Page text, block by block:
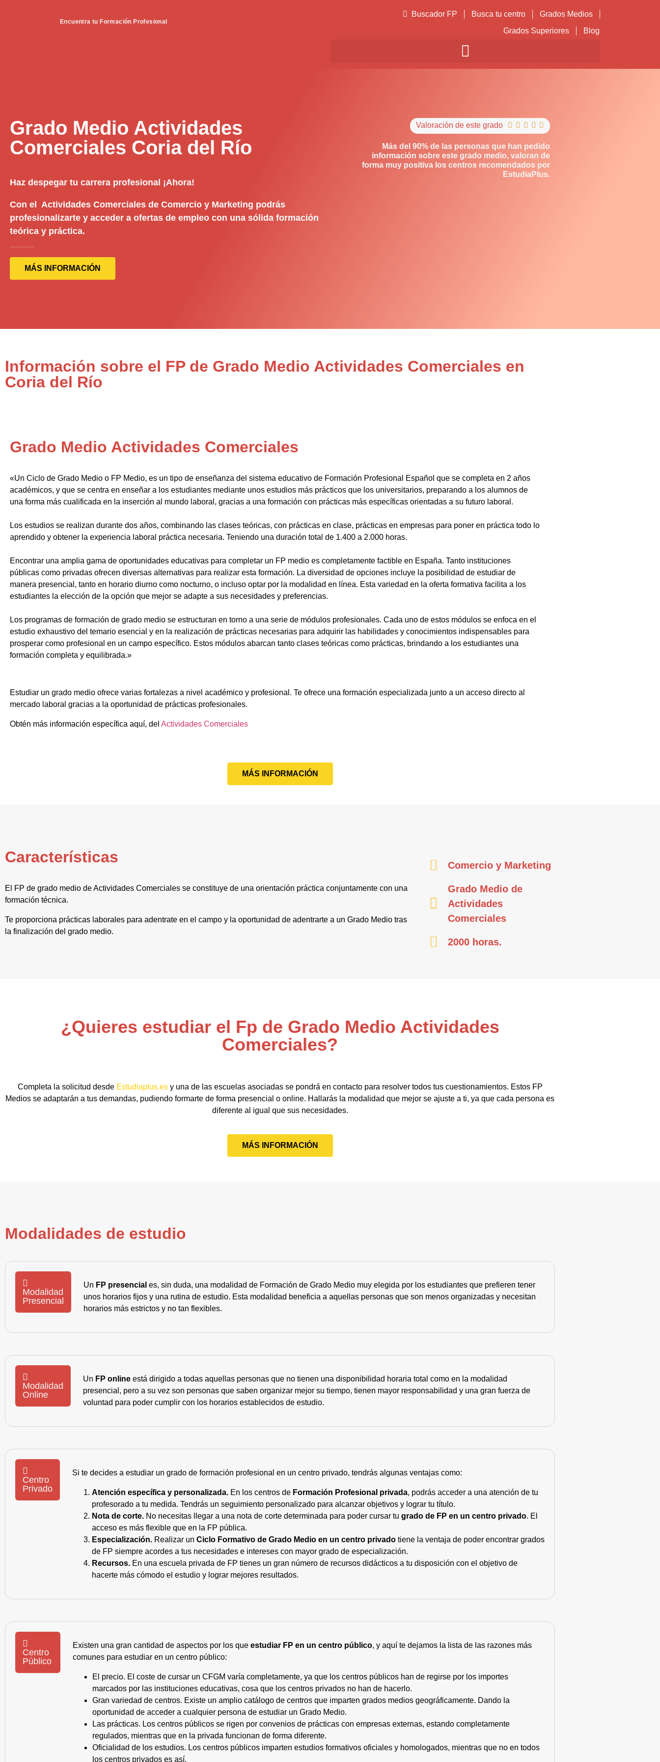
Encuentra tu Formación Profesional
Buscador FP Busca tu centro
Grados Medios
Grados Superiores
Blog
Grado Medio Actividades
Comerciales Coria del Río
Haz despegar tu carrera profesional ¡Ahora!
Con el Actividades Comerciales de Comercio y Marketing podrás
profesionalizarte y acceder a ofertas de empleo con una sólida formación
teórica y práctica.
MÁS INFORMACIÓN
Valoración de este grado     
Más del 90% de las personas que han pedido
información sobre este grado medio, valoran de
forma muy positiva los centros recomendados por
EstudiaPlus.
Información sobre el FP de Grado Medio Actividades Comerciales en
Coria del Río
Grado Medio Actividades Comerciales
«Un Ciclo de Grado Medio o FP Medio, es un tipo de enseñanza del sistema educativo de Formación Profesional Español que se completa en 2 años
académicos, y que se centra en enseñar a los estudiantes mediante unos estudios más prácticos que los universitarios, preparando a los alumnos de
una forma más cualificada en la inserción al mundo laboral, gracias a una formación con prácticas más específicas orientadas a su futuro laboral.
Los estudios se realizan durante dos años, combinando las clases teóricas, con prácticas en clase, prácticas en empresas para poner en práctica todo lo
aprendido y obtener la experiencia laboral práctica necesaria. Teniendo una duración total de 1.400 a 2.000 horas.
Encontrar una amplia gama de oportunidades educativas para completar un FP medio es completamente factible en España. Tanto instituciones
públicas como privadas ofrecen diversas alternativas para realizar esta formación. La diversidad de opciones incluye la posibilidad de estudiar de
manera presencial, tanto en horario diurno como nocturno, o incluso optar por la modalidad en línea. Esta variedad en la oferta formativa facilita a los
estudiantes la elección de la opción que mejor se adapte a sus necesidades y preferencias.
Los programas de formación de grado medio se estructuran en torno a una serie de módulos profesionales. Cada uno de estos módulos se enfoca en el
estudio exhaustivo del temario esencial y en la realización de prácticas necesarias para adquirir las habilidades y conocimientos indispensables para
prosperar como profesional en un campo específico. Estos módulos abarcan tanto clases teóricas como prácticas, brindando a los estudiantes una
formación completa y equilibrada.»
Estudiar un grado medio ofrece varias fortalezas a nivel académico y profesional. Te ofrece una formación especializada junto a un acceso directo al
mercado laboral gracias a la oportunidad de prácticas profesionales.
Obtén más información específica aquí, del Actividades Comerciales
MÁS INFORMACIÓN
Características
El FP de grado medio de Actividades Comerciales se constituye de una orientación práctica conjuntamente con una
formación técnica.
Te proporciona prácticas laborales para adentrate en el campo y la oportunidad de adentrarte a un Grado Medio tras
la finalización del grado medio.
Comercio y Marketing
Grado Medio de
Actividades
Comerciales
2000 horas.
¿Quieres estudiar el Fp de Grado Medio Actividades
Comerciales?
Completa la solicitud desde Estudiaplus.esy una de las escuelas asociadas se pondrá en contacto para resolver todos tus cuestionamientos. Estos FP
Medios se adaptarán a tus demandas, pudiendo formarte de forma presencial o online. Hallarás la modalidad que mejor se ajuste a ti, ya que cada persona es
diferente al igual que sus necesidades.
MÁS INFORMACIÓN
Modalidades de estudio
Modalidad
Presencial
Un FP presencial es, sin duda, una modalidad de Formación de Grado Medio muy elegida por los estudiantes que prefieren tener
unos horarios fijos y una rutina de estudio. Esta modalidad beneficia a aquellas personas que son menos organizadas y necesitan
horarios más estrictos y no tan flexibles.
Modalidad
Online
Un FP online está dirigido a todas aquellas personas que no tienen una disponibilidad horaria total como en la modalidad
presencial, pero a su vez son personas que saben organizar mejor su tiempo, tienen mayor responsabilidad y una gran fuerza de
voluntad para poder cumplir con los horarios establecidos de estudio.
Centro
Privado
Si te decides a estudiar un grado de formación profesional en un centro privado, tendrás algunas ventajas como:
Atención específica y personalizada. En los centros de Formación Profesional privada, podrás acceder a una atención de tu
profesorado a tu medida. Tendrás un seguimiento personalizado para alcanzar objetivos y lograr tu título.
Nota de corte. No necesitas llegar a una nota de corte determinada para poder cursar tu grado de FP en un centro privado. El
acceso es más flexible que en la FP pública.
Especialización. Realizar un Ciclo Formativo de Grado Medio en un centro privado tiene la ventaja de poder encontrar grados
de FP siempre acordes a tus necesidades e intereses con mayor grado de especialización.
Recursos. En una escuela privada de FP tienes un gran número de recursos didácticos a tu disposición con el objetivo de
hacerte más cómodo el estudio y lograr mejores resultados.
Centro
Público
Existen una gran cantidad de aspectos por los queestudiar FP en un centro público, y aquí te dejamos la lista de las razones más
comunes para estudiar en un centro público:
El precio. El coste de cursar un CFGM varía completamente, ya que los centros públicos han de regirse por los importes
marcados por las instituciones educativas, cosa que los centros privados no han de hacerlo.
Gran variedad de centros. Existe un amplio catálogo de centros que imparten grados medios geográficamente. Dando la
oportunidad de acceder a cualquier persona de estudiar un Grado Medio.
Las prácticas. Los centros públicos se rigen por convenios de prácticas con empresas externas, estando completamente
regulados, mientras que en la privada funcionan de forma diferente.
Oficialidad de los estudios. Los centros públicos imparten estudios formativos oficiales y homologados, mientras que no en todos
los centros privados es así.